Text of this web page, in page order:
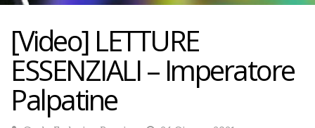
[Video] LETTURE
ESSENZIALI – Imperatore
Palpatine